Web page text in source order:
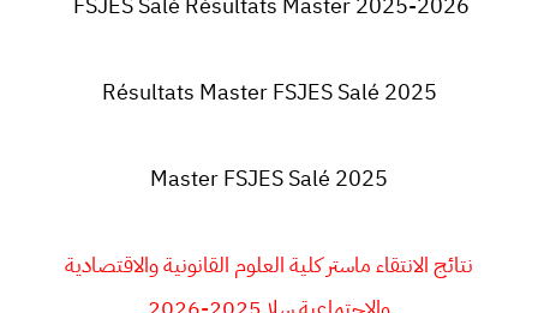
Résultats Master FSJES Salé 2025
Master FSJES Salé 2025
نتائج الانتقاء ماستر كلية العلوم القانونية والاقتصادية